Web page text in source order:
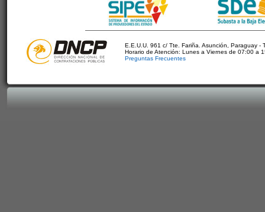
E.E.U.U. 961 c/ Tte. Fariña. Asunción, Paraguay -
Horario de Atención: Lunes a Viernes de 07:00 a
Preguntas Frecuentes